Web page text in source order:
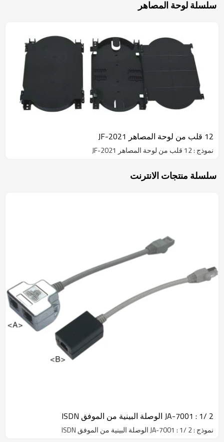
سلسلة لوحة المصاهر
12 قلب من لوحة المصاهر JF-2021
نموذج : 12 قلب من لوحة المصاهر JF-2021
سلسلة منتجات الانترنت
JA-7001 : 1/ 2 الوصلة البينية من الموفق ISDN
نموذج : JA-7001 : 1/ 2 الوصلة البينية من الموفق ISDN